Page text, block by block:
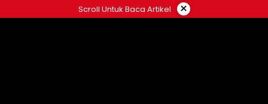
ke
Scroll Untuk Baca Artikel ×